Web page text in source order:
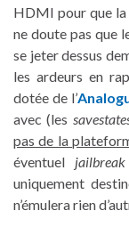
HDMI pour que la
ne doute pas que
se jeter dessus
les ardeurs en
dotée de l’
avec (les
pas de la
éventuel jailbreak
uniquement
n’émulera rien